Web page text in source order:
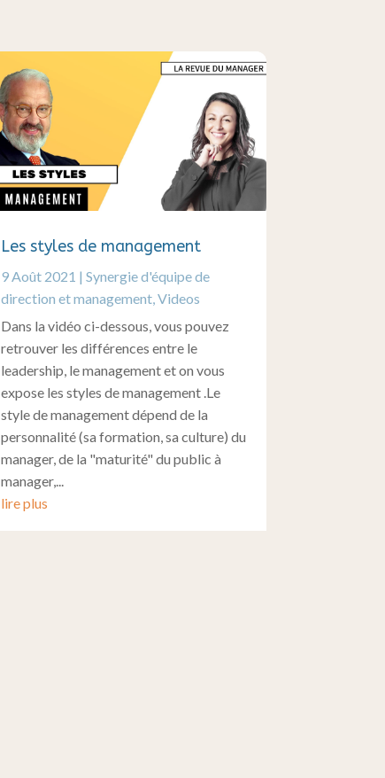
Les styles de management
9 Août 2021 | Synergie d'équipe de
direction et management,Videos
Dans la vidéo ci-dessous, vous pouvez
retrouver les différences entre le
leadership, le management et on vous
expose les styles de management .Le
style de management dépend de la
personnalité (sa formation, sa culture) du
manager, de la "maturité" du public à
manager,...
lire plus